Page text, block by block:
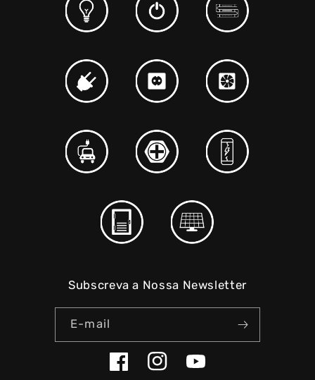
Subscreva a Nossa Newsletter
E-mail
FacebookInstagramYouTube